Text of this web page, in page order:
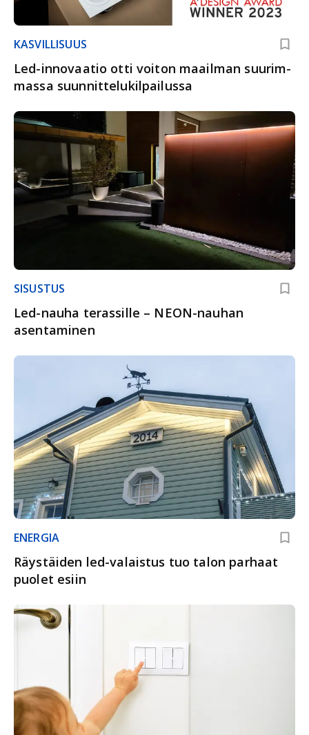
KASVILLISUUS
Led-innovaatio otti voiton maail­man suurim­
massa suunnittelu­kilpailussa
SISUSTUS
Led-nauha terassille – NEON-nauhan
asentaminen
ENERGIA
Räystäiden led-valaistus tuo talon parhaat
puolet esiin